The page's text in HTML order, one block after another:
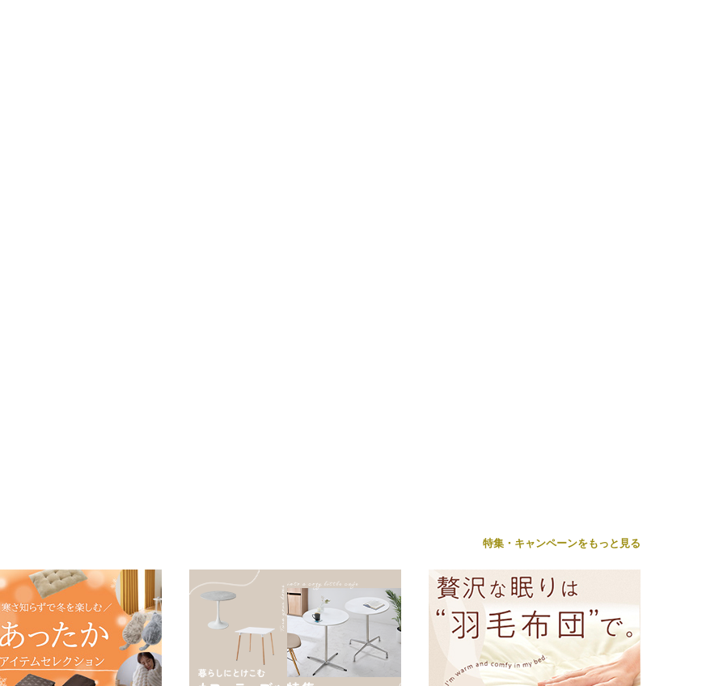
特集・キャンペーンをもっと見る